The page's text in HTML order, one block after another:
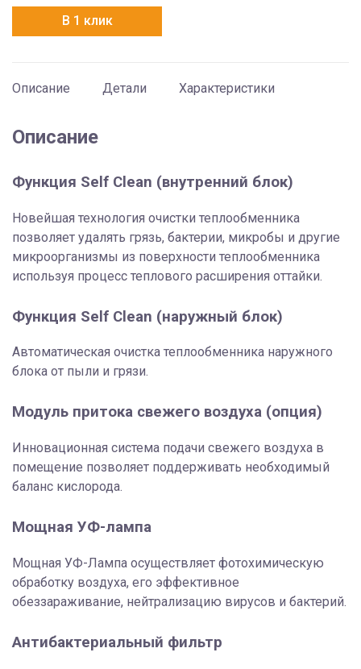
/
1U20PHP1FRA
В 1 клик
Описание Детали Характеристики
Описание
Функция Self Clean (внутренний блок)
Новейшая технология очистки теплообменника
позволяет удалять грязь, бактерии, микробы и другие
микроорганизмы из поверхности теплообменника
используя процесс теплового расширения оттайки.
Функция Self Clean (наружный блок)
Автоматическая очистка теплообменника наружного
блока от пыли и грязи.
Модуль притока свежего воздуха (опция)
Инновационная система подачи свежего воздуха в
помещение позволяет поддерживать необходимый
баланс кислорода.
Мощная УФ-лампа
Мощная УФ-Лампа осуществляет фотохимическую
обработку воздуха, его эффективное
обеззараживание, нейтрализацию вирусов и бактерий.
Антибактериальный фильтр